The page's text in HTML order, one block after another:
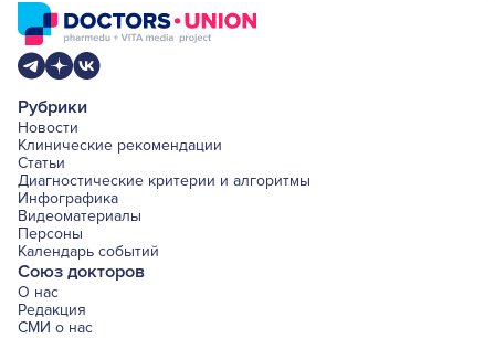
Рубрики
Новости
Клинические рекомендации
Статьи
Диагностические критерии и алгоритмы
Инфографика
Видеоматериалы
Персоны
Календарь событий
Союз докторов
О нас
Редакция
СМИ о нас